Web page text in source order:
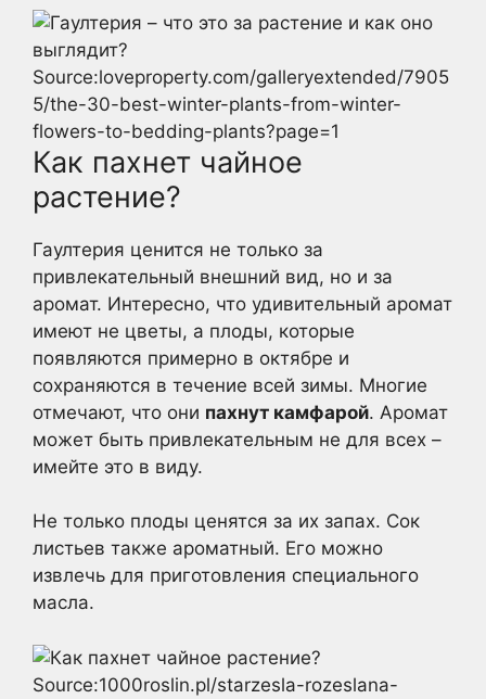
Source:loveproperty.com/galleryextended/7905
5/the-30-best-winter-plants-from-winter-
flowers-to-bedding-plants?page=1
Как пахнет чайное
растение?
Гаултерия ценится не только за
привлекательный внешний вид, но и за
аромат. Интересно, что удивительный аромат
имеют не цветы, а плоды, которые
появляются примерно в октябре и
сохраняются в течение всей зимы. Многие
отмечают, что они пахнут камфарой. Аромат
может быть привлекательным не для всех –
имейте это в виду.
Не только плоды ценятся за их запах. Сок
листьев также ароматный. Его можно
извлечь для приготовления специального
масла.
Source:1000roslin.pl/starzesla-rozeslana-